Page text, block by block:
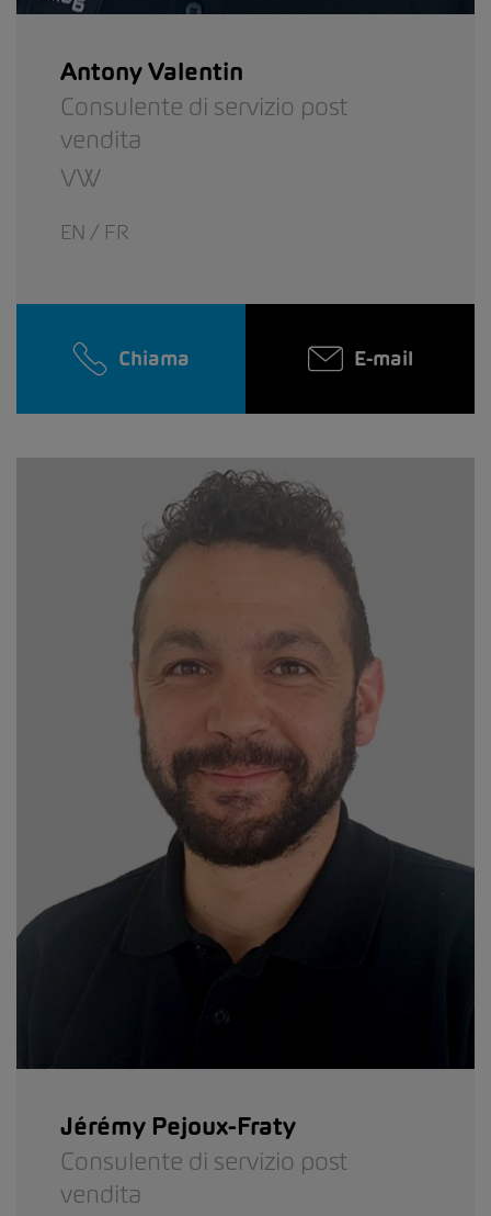
Antony Valentin
Consulente di servizio post
vendita
VW
EN / FR
Chiama E-mail
Jérémy Pejoux-Fraty
Consulente di servizio post
vendita